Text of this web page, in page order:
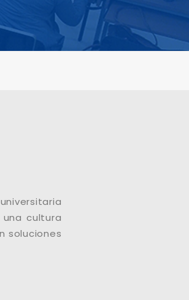
cultura
soluciones